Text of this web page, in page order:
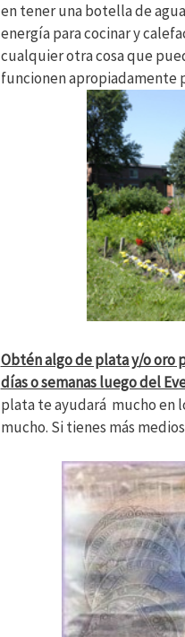
en tener una botella de
energía para cocinar y
cualquier otra cosa que
funcionen apropiadamente
Obtén algo de plata y/o oro
días o semanas luego del
plata te ayudará mucho en
mucho. Si tienes más